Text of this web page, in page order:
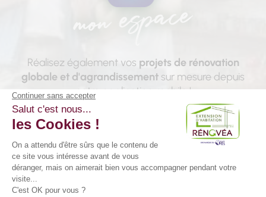
Réalisez également vos projets de rénovation
globale et d'agrandissement sur mesure depuis
notre application mobile !